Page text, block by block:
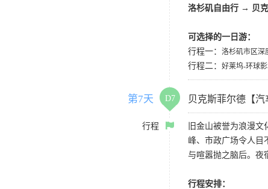
洛杉矶自由行 → 贝
可选择的一日游：
行程一： 洛杉矶市区深
行程二： 好莱坞-环球
第7天 D7 贝克斯菲尔德【
行程
旧金山被誉为浪漫
峰、市政广场令人目
与喧嚣抛之脑后。夜
行程安排：